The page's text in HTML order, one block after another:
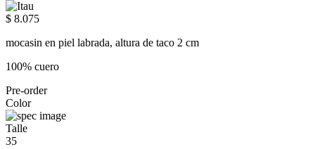
$ 8.075
mocasin en piel labrada, altura de taco 2 cm
100% cuero
Pre-order
Color
Talle
35